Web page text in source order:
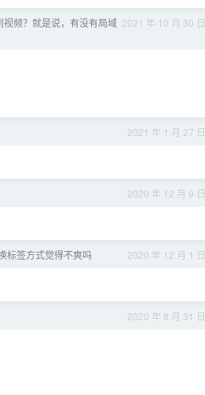
2021 年 10 月 30 日
频？就是说，有没有局域
2021 年 1 月 27 日
2020 年 12 月 9 日
2020 年 12 月 1 日
标签方式觉得不爽吗
2020 年 8 月 31 日